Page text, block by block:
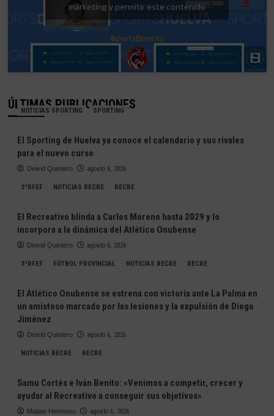
márketing y permitir este contenido
ÚLTIMAS PUBLICACIONES
NOTICIAS SPORTING SPORTING
El Sporting de Huelva ya conoce el calendario y sus rivales
para el nuevo curso
Deivid Quintero agosto 6, 2026
3ªRFEF NOTICIAS RECRE RECRE
El Recreativo blinda a Carlos Moreno hasta 2029 y lo
incorpora a la dinámica del Atlético Onubense
Deivid Quintero agosto 6, 2026
3ªRFEF FÚTBOL PROVINCIAL NOTICIAS RECRE RECRE
El Atlético Onubense se estrena con victoria ante La Palma en
un amistoso marcado por las lesiones y la expulsión de Diego
Jiménez
Deivid Quintero agosto 6, 2026
NOTICIAS RECRE RECRE
Samu Cortés e Iván Benito: «Venimos a competir, crecer y
ayudar al Recreativo a conseguir sus objetivos»
Matias Hermoso agosto 6, 2026